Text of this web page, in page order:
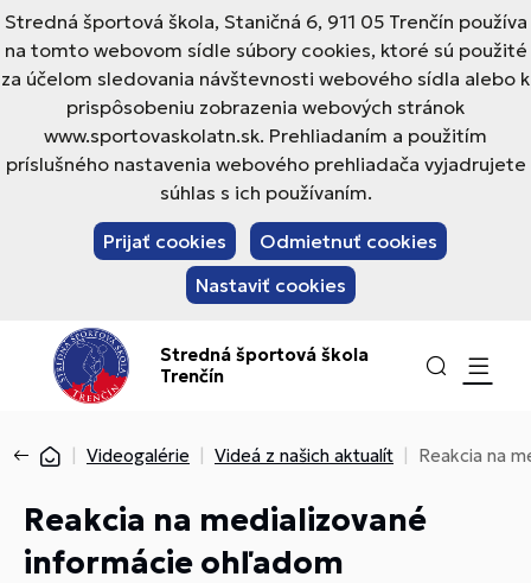
Stredná športová škola, Staničná 6, 911 05 Trenčín používa
na tomto webovom sídle súbory cookies, ktoré sú použité
za účelom sledovania návštevnosti webového sídla alebo k
prispôsobeniu zobrazenia webových stránok
www.sportovaskolatn.sk. Prehliadaním a použitím
príslušného nastavenia webového prehliadača vyjadrujete
súhlas s ich používaním.
Prijať cookies
Odmietnuť cookies
Nastaviť cookies
Stredná športová škola
Trenčín
Videogalérie Videá z našich aktualít Reakcia na
Reakcia na medializované
informácie ohľadom